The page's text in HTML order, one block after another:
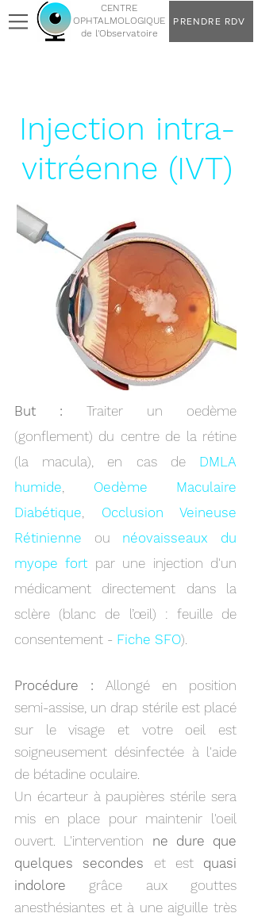
CENTRE
OPHTALMOLOGIQUE
de l'Observatoire
PRENDRE RDV
Injection intra-
vitréenne (IVT)
But : Traiter un oedème
(gonflement) du centre de la rétine
(la macula), en cas de DMLA
humide, Oedème Maculaire
Diabétique, Occlusion Veineuse
Rétinienne ou néovaisseaux du
myope fort par une injection d'un
médicament directement dansla
sclère (blanc de l’œil) : feuille de
consentement - Fiche SFO).
Procédure : Allongé en position
semi-assise, un drap stérile est placé
sur le visage et votre oeil est
soigneusement désinfectée à l'aide
de bétadine oculaire.
Un écarteur à paupières stérile sera
mis en place pour maintenir l'oeil
ouvert. L'intervention ne dure que
quelques secondes et est quasi
indolore grâce aux gouttes
anesthésiantes et à une aiguille très